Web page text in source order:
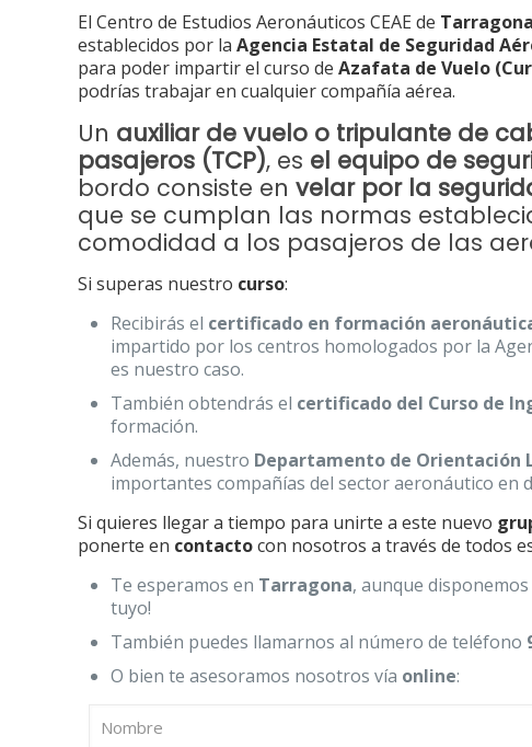
El Centro de Estudios Aeronáuticos CEAE de Tarragona
establecidos por laAgencia Estatal de Seguridad
para poder impartir el curso deAzafata de Vuelo
podrías trabajar en cualquier compañía aérea.
Un auxiliar de vuelo o tripulante de
pasajeros (TCP), es el equipo de
bordo consiste envelar por la
que se cumplan las normas
comodidad a los pasajeros de las
Si superas nuestro curso:
Recibirás el certificado en formación
impartido por los centros homologados por la
es nuestro caso.
También obtendrás el certificado del Curso de
formación.
Además, nuestro Departamento de Orientación
importantes compañías del sector aeronáutico en
Si quieres llegar a tiempo para unirte a este nuevo
ponerte en contactocon nosotros a través de todos
Te esperamos en Tarragona, aunque disponemos
tuyo!
También puedes llamarnos al número de teléfono
O bien te asesoramos nosotros vía online: